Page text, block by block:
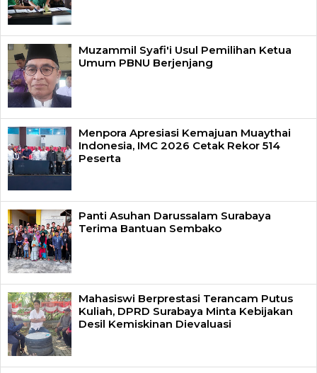
Muzammil Syafi'i Usul Pemilihan Ketua
Umum PBNU Berjenjang
Menpora Apresiasi Kemajuan Muaythai
Indonesia, IMC 2026 Cetak Rekor 514
Peserta
Panti Asuhan Darussalam Surabaya
Terima Bantuan Sembako
Mahasiswi Berprestasi Terancam Putus
Kuliah, DPRD Surabaya Minta Kebijakan
Desil Kemiskinan Dievaluasi